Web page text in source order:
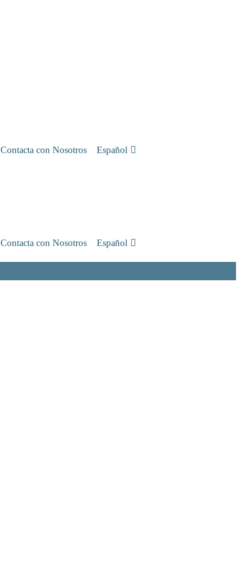
Contacta con Nosotros Español
Contacta con Nosotros Español